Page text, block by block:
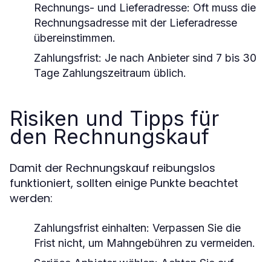
Rechnungs- und Lieferadresse: Oft muss die
Rechnungsadresse mit der Lieferadresse
übereinstimmen.
Zahlungsfrist: Je nach Anbieter sind 7 bis 30
Tage Zahlungszeitraum üblich.
Risiken und Tipps für
den Rechnungskauf
Damit der Rechnungskauf reibungslos
funktioniert, sollten einige Punkte beachtet
werden:
Zahlungsfrist einhalten: Verpassen Sie die
Frist nicht, um Mahngebühren zu vermeiden.